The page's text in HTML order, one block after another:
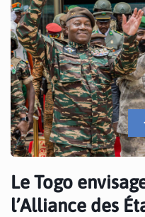
Le Togo
l’Alliance des